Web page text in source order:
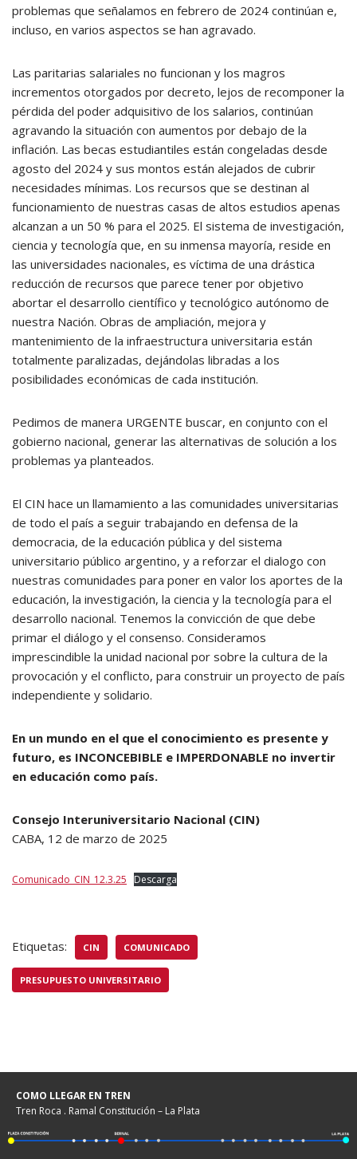
problemas que señalamos en febrero de 2024 continúan e,
incluso, en varios aspectos se han agravado.
Las paritarias salariales no funcionan y los magros
incrementos otorgados por decreto, lejos de recomponer la
pérdida del poder adquisitivo de los salarios, continúan
agravando la situación con aumentos por debajo de la
inflación. Las becas estudiantiles están congeladas desde
agosto del 2024 y sus montos están alejados de cubrir
necesidades mínimas. Los recursos que se destinan al
funcionamiento de nuestras casas de altos estudios apenas
alcanzan a un 50 % para el 2025. El sistema de investigación,
ciencia y tecnología que, en su inmensa mayoría, reside en
las universidades nacionales, es víctima de una drástica
reducción de recursos que parece tener por objetivo
abortar el desarrollo científico y tecnológico autónomo de
nuestra Nación. Obras de ampliación, mejora y
mantenimiento de la infraestructura universitaria están
totalmente paralizadas, dejándolas libradas a los
posibilidades económicas de cada institución.
Pedimos de manera URGENTE buscar, en conjunto con el
gobierno nacional, generar las alternativas de solución a los
problemas ya planteados.
El CIN hace un llamamiento a las comunidades universitarias
de todo el país a seguir trabajando en defensa de la
democracia, de la educación pública y del sistema
universitario público argentino, y a reforzar el dialogo con
nuestras comunidades para poner en valor los aportes de la
educación, la investigación, la ciencia y la tecnología para el
desarrollo nacional. Tenemos la convicción de que debe
primar el diálogo y el consenso. Consideramos
imprescindible la unidad nacional por sobre la cultura de la
provocación y el conflicto, para construir un proyecto de país
independiente y solidario.
En un mundo en el que el conocimiento es presente y
futuro, es INCONCEBIBLE e IMPERDONABLE no invertir
en educación como país.
Consejo Interuniversitario Nacional (CIN)
CABA, 12 de marzo de 2025
Comunicado_CIN_12.3.25 Descarga
Etiquetas: CIN COMUNICADO
PRESUPUESTO UNIVERSITARIO
COMO LLEGAR EN TREN
Tren Roca . Ramal Constitución – La Plata